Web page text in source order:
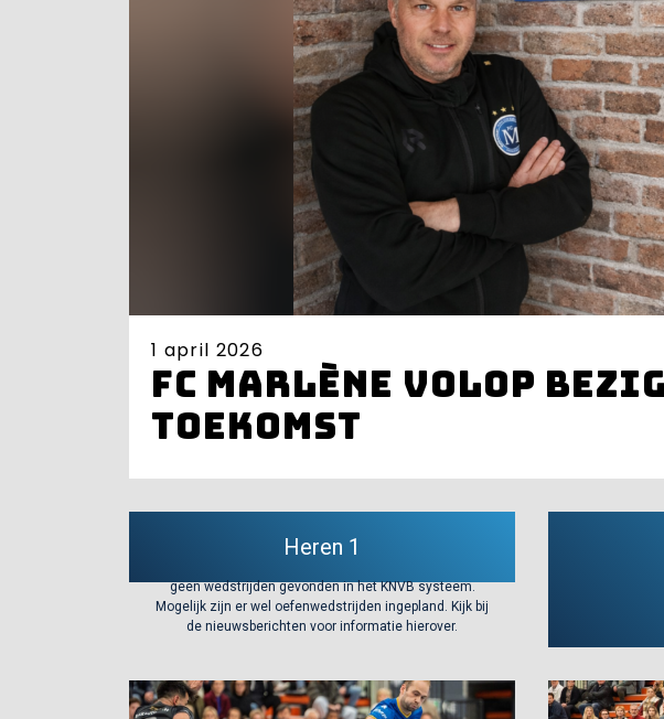
1 april 2026
FC Marlène volop
toekomst
Heren 1
geen wedstrijden gevonden in het KNVB systeem.
Mogelijk zijn er wel oefenwedstrijden ingepland. Kijk bij
de nieuwsberichten voor informatie hierover.